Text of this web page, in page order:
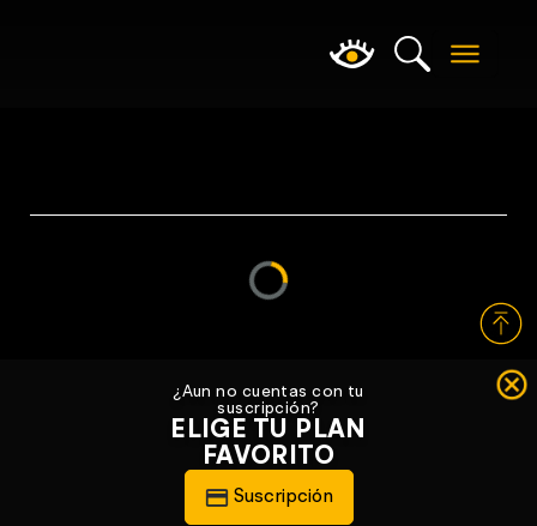
¿Aun no cuentas con tu
suscripción?
ELIGE TU PLAN
FAVORITO
Suscripción